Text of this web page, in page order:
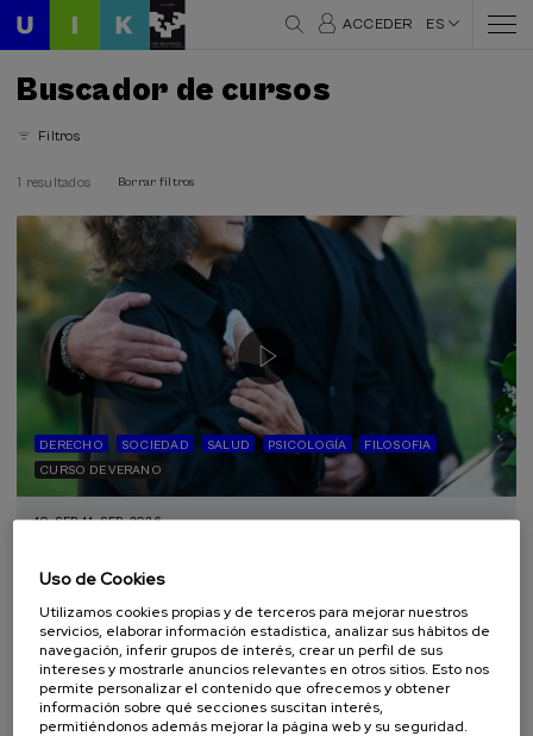
ACCEDER ES
Buscador de cursos
Filtros
1 resultados Borrar filtros
DERECHO SOCIEDAD SALUD PSICOLOGÍA
FILOSOFIA
CURSO DE VERANO
10. SEP-11. SEP, 2026
duelo: un compromiso social e Institucional
20 h. Español .
... 22 €
Últimas
Gratuito
Fecha
Lista
espera
Plazo
matrícula
finalizado
Uso de Cookies
Utilizamos cookies propias y de terceros para mejorar nuestros
servicios, elaborar información estadística, analizar sus hábitos de
navegación, inferir grupos de interés, crear un perfil de sus
intereses y mostrarle anuncios relevantes en otros sitios. Esto nos
permite personalizar el contenido que ofrecemos y obtener
información sobre qué secciones suscitan interés,
permitiéndonos además mejorar la página web y su seguridad.